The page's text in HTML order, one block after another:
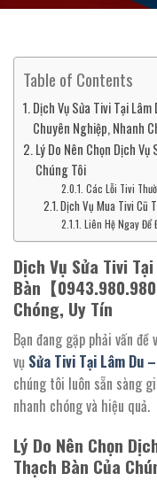
Table of Contents
Dịch Vụ Sửa Tivi Tại
Chuyên Nghiệp, Nhanh
Lý Do Nên Chọn Dịch
Chúng Tôi
Các Lỗi Tivi
Dịch Vụ Mua Tivi Cũ
Liên Hệ Ngay Để
Dịch Vụ Sửa Tivi
Bàn【
Chóng, Uy Tín
Bạn đang gặp phải vấn
vụ Sửa Tivi Tại Lâm Du
chúng tôi luôn sẵn sàng
nhanh chóng và hiệu quả.
Lý Do Nên Chọn
Thạch Bàn Của